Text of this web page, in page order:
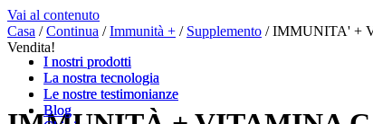
Vai al contenuto
I nostri prodotti
La nostra tecnologia
Le nostre testimonianze
Blog
I nostri prodotti
La nostra tecnologia
Le nostre testimonianze
Blog
Casa /Continua /Immunità + / Supplemento / IMMUNITA' +
Vendita!